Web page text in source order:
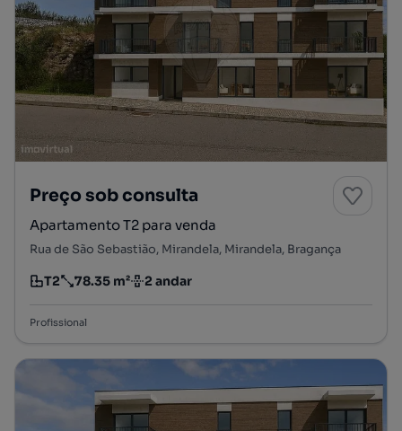
Preço sob consulta
Apartamento T2 para venda
Rua de São Sebastião, Mirandela, Mirandela, Bragança
Tipologia
T2
Preço por metro quadrado
78.35 m²
Andar 2 andar
Profissional